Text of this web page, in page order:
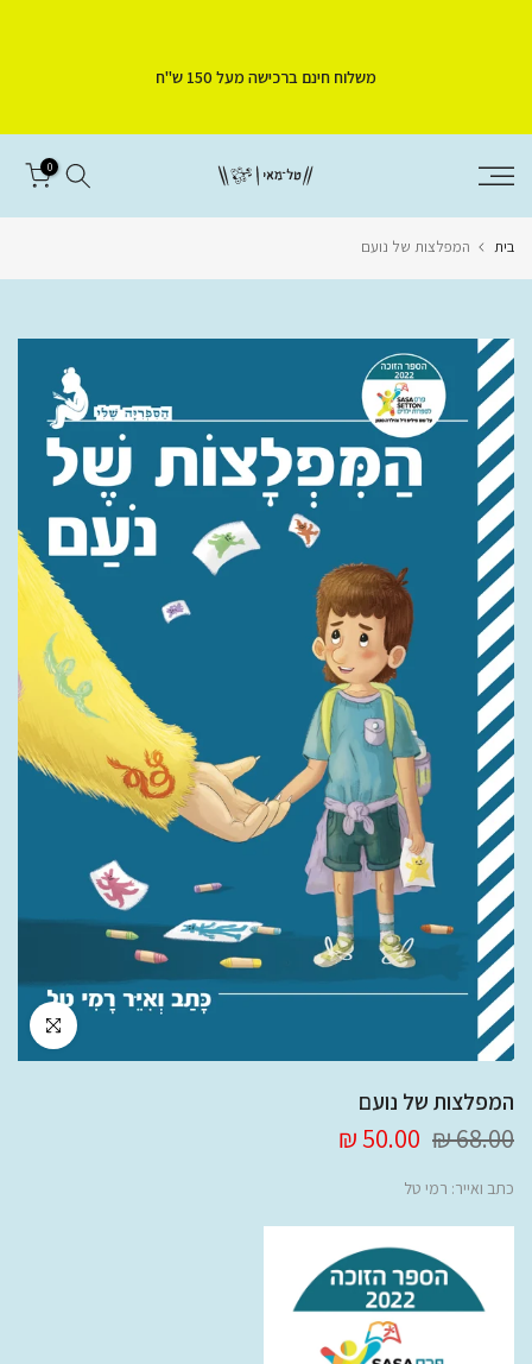
משלוח חינם ברכישה מעל 150 ש"ח
0
בית המפלצות של נועם
לחץ להגדלה
המפלצות של נועם
68.00 ₪
50.00 ₪
כתב ואייר: רמי טל